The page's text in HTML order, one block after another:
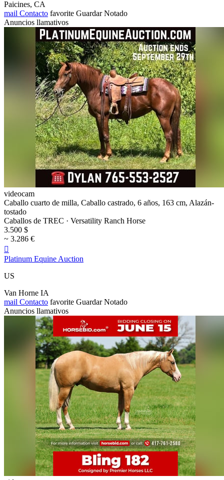
Paicines, CA
mail Contacto favorite Guardar Notado
Anuncios llamativos
videocam
Caballo cuarto de milla, Caballo castrado, 6 años, 163 cm, Alazán-
tostado
Caballos de TREC · Versatility Ranch Horse
3.500 $
~ 3.286 €

Platinum Equine Auction
US
Van Horne IA
mail Contacto favorite Guardar Notado
Anuncios llamativos